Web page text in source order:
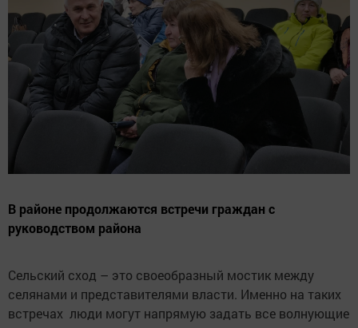
В районе продолжаются встречи граждан с
руководством района
Сельский сход – это своеобразный мостик между
селянами и представителями власти. Именно на таких
встречах люди могут напрямую задать все волнующие